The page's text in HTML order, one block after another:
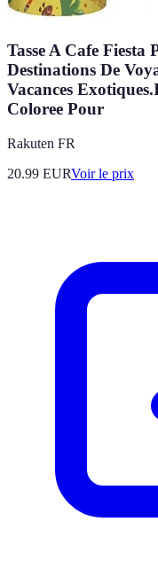
Tasse A Cafe
Destinations De
Vacances
Coloree Pour
Rakuten FR
20.99 EURVoir le prix